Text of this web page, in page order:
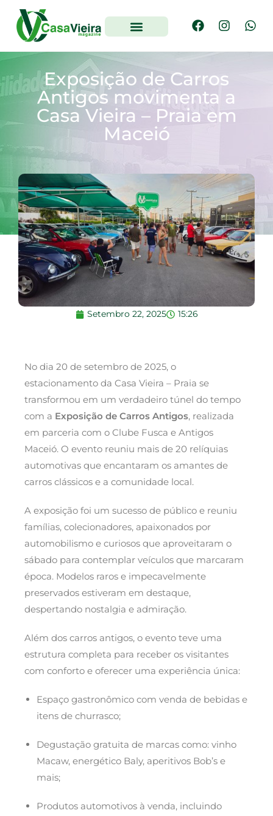
Exposição de Carros
Antigos movimenta a
Casa Vieira – Praia em
Maceió
Setembro 22, 2025 15:26
No dia 20 de setembro de 2025, o
estacionamento da Casa Vieira – Praia se
transformou em um verdadeiro túnel do tempo
com a Exposição de Carros Antigos, realizada
em parceria com o Clube Fusca e Antigos
Maceió. O evento reuniu mais de 20 relíquias
automotivas que encantaram os amantes de
carros clássicos e a comunidade local.
A exposição foi um sucesso de público e reuniu
famílias, colecionadores, apaixonados por
automobilismo e curiosos que aproveitaram o
sábado para contemplar veículos que marcaram
época. Modelos raros e impecavelmente
preservados estiveram em destaque,
despertando nostalgia e admiração.
Além dos carros antigos, o evento teve uma
estrutura completa para receber os visitantes
com conforto e oferecer uma experiência única:
Espaço gastronômico com venda de bebidas e
itens de churrasco;
Degustação gratuita de marcas como: vinho
Macaw, energético Baly, aperitivos Bob’s e
mais;
Produtos automotivos à venda, incluindo